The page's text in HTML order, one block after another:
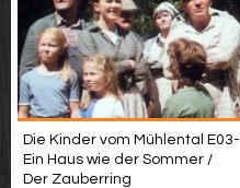
Die Kinder vom Mühlental E03-
Ein Haus wie der Sommer /​
Der Zauberring